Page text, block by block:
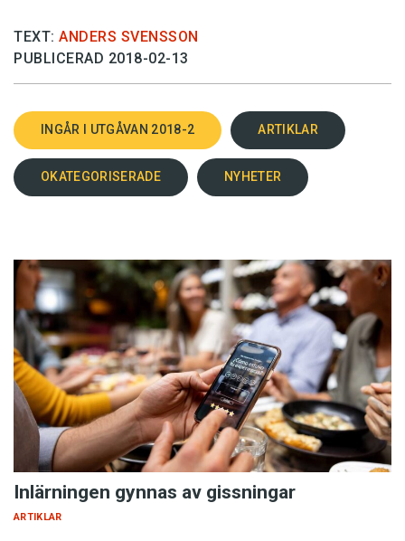
TEXT: ANDERS SVENSSON
PUBLICERAD 2018-02-13
INGÅR I UTGÅVAN 2018-2 ARTIKLAR
OKATEGORISERADE NYHETER
Inlärningen gynnas av gissningar
ARTIKLAR